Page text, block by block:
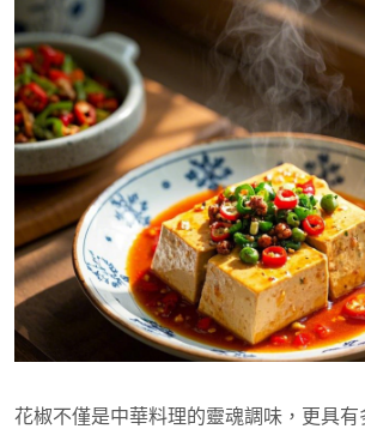
花椒不僅是中華料理的靈魂調味，更具有